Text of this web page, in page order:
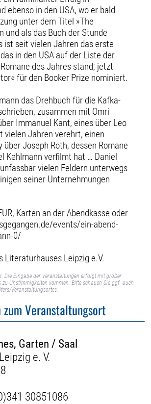
ebenso in den USA, wo er bald
unter dem Titel »The
und als das Buch der Stunde
ist seit vielen Jahren das erste
in den USA auf der Liste der
des Jahres stand; jetzt
für den Booker Prize nominiert.
das Drehbuch für die Kafka-
zusammen mit Omri
Immanuel Kant, eines über Leo
vielen Jahren verehrt, einen
über Joseph Roth, dessen Romane
Kehlmann verfilmt hat … Daniel
vielen Feldern unterwegs
seiner Unternehmungen
Karten an der Abendkasse oder
events/ein-abend-
0/
Literaturhauses Leipzig e.V.
Die Eingabe der Veranstaltungen erfolgt mit großer
Unstimmigkeiten kommen. Bitte schauen Sie ggf. auch
Veranstaltungsortes.
Veranstaltungsort
Garten / Saal
e. V.
30851086